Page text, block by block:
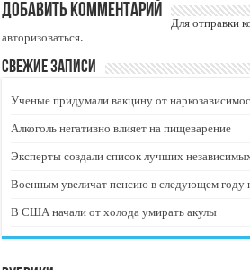
Добавить комментарий
Для отправки
авторизоваться.
Свежие записи
Ученые придумали вакцину от
Алкоголь негативно влияет на пищеварение
Эксперты создали список лучших
Военным увеличат пенсию в следующем году
В США начали от холода умирать акулы